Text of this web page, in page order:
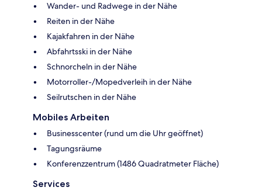
Wander- und Radwege in der Nähe
Reiten in der Nähe
Kajakfahren in der Nähe
Abfahrtsski in der Nähe
Schnorcheln in der Nähe
Motorroller-/Mopedverleih in der Nähe
Seilrutschen in der Nähe
Mobiles Arbeiten
Businesscenter (rund um die Uhr geöffnet)
Tagungsräume
Konferenzzentrum (1486 Quadratmeter Fläche)
Services